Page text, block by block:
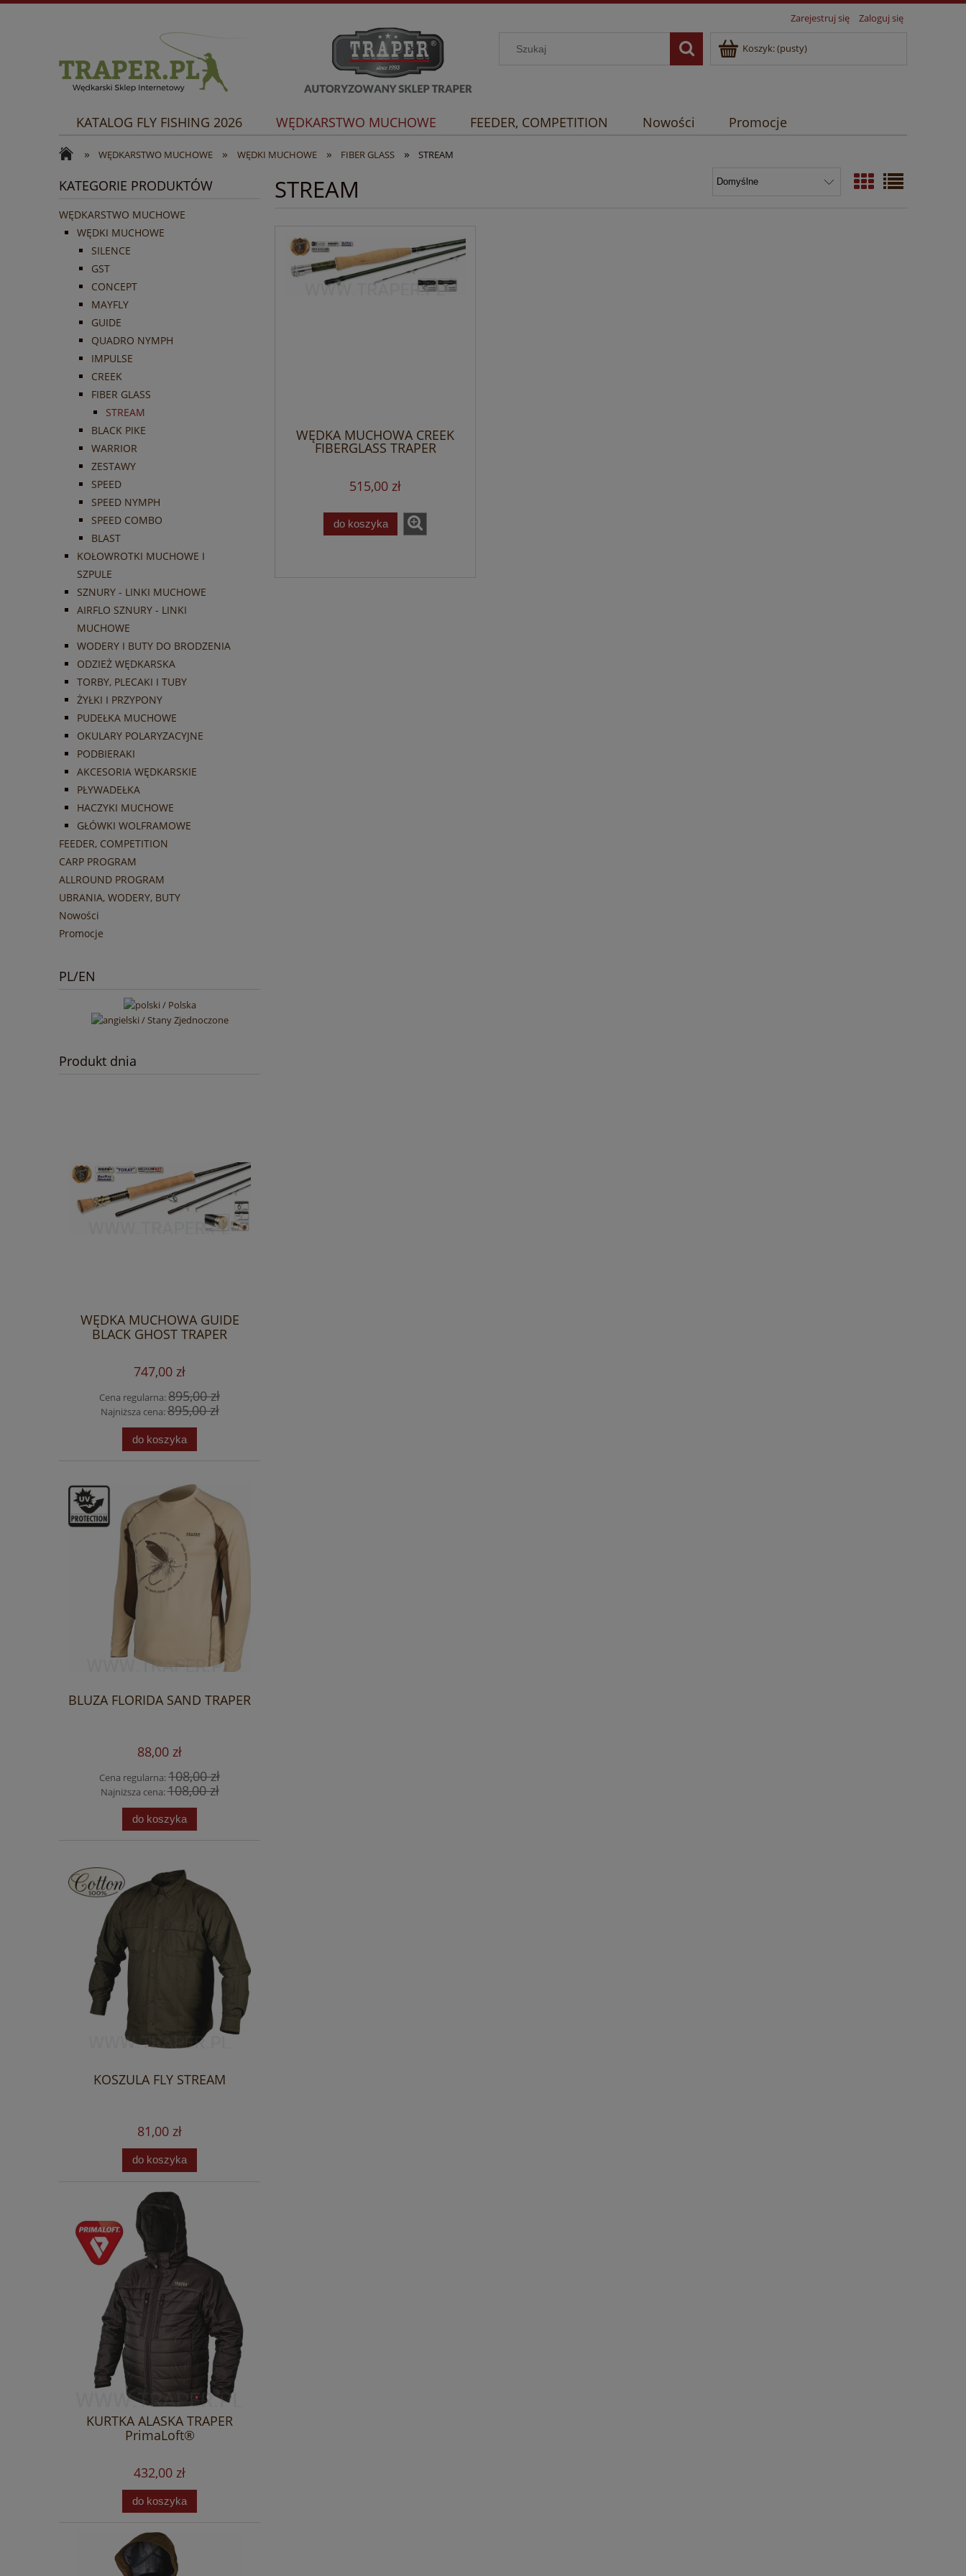
Zarejestruj się Zaloguj się
Koszyk:(pusty)
KATALOG FLY FISHING 2026 WĘDKARSTWO MUCHOWE FEEDER, COMPETITION Nowości Promocje
» WĘDKARSTWO MUCHOWE » WĘDKI MUCHOWE » FIBER GLASS » STREAM
KATEGORIE PRODUKTÓW
WĘDKARSTWO MUCHOWE
WĘDKI MUCHOWE
SILENCE
GST
CONCEPT
MAYFLY
GUIDE
QUADRO NYMPH
IMPULSE
CREEK
FIBER GLASS
STREAM
BLACK PIKE
WARRIOR
ZESTAWY
SPEED
SPEED NYMPH
SPEED COMBO
BLAST
KOŁOWROTKI MUCHOWE I
SZPULE
SZNURY - LINKI MUCHOWE
AIRFLO SZNURY - LINKI
MUCHOWE
WODERY I BUTY DO BRODZENIA
ODZIEŻ WĘDKARSKA
TORBY, PLECAKI I TUBY
ŻYŁKI I PRZYPONY
PUDEŁKA MUCHOWE
OKULARY POLARYZACYJNE
PODBIERAKI
AKCESORIA WĘDKARSKIE
PŁYWADEŁKA
HACZYKI MUCHOWE
GŁÓWKI WOLFRAMOWE
FEEDER, COMPETITION
CARP PROGRAM
ALLROUND PROGRAM
UBRANIA, WODERY, BUTY
Nowości
Promocje
PL/EN
Produkt dnia
WĘDKA MUCHOWA GUIDE
BLACK GHOST TRAPER
747,00 zł
Cena regularna:895,00 zł
Najniższa cena:895,00 zł
do koszyka
BLUZA FLORIDA SAND TRAPER
88,00 zł
Cena regularna:108,00 zł
Najniższa cena:108,00 zł
do koszyka
KOSZULA FLY STREAM
81,00 zł
do koszyka
KURTKA ALASKA TRAPER
PrimaLoft®
432,00 zł
do koszyka
STREAM
WĘDKA MUCHOWA CREEK
FIBERGLASS TRAPER
515,00 zł
do koszyka